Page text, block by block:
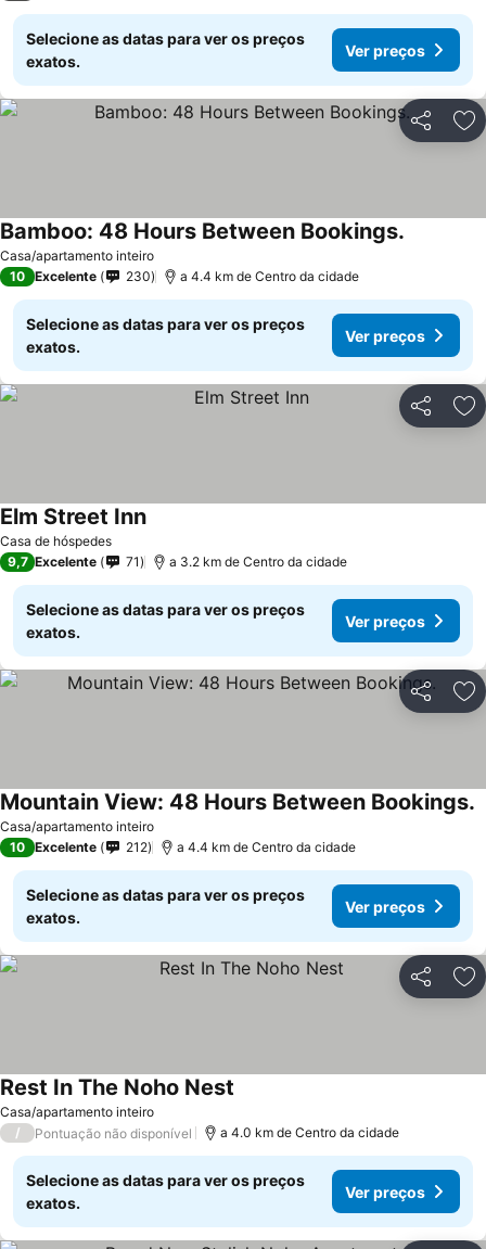
Selecione as datas para ver os preços
exatos.
Ver preços
Partilhar
Casa/apartamento inteiro
Bamboo: 48 Hours Between Bookings.
10 Excelente 230 a 4.4 km de Centro da cidade
Selecione as datas para ver os preços
exatos.
Ver preços
Partilhar
Casa de hóspedes
Elm Street InnVer preços
9,7 Excelente 71 a 3.2 km de Centro da cidade
Selecione as datas para ver os preços
exatos.
Ver preços
Partilhar
Casa/apartamento inteiro
Mountain View: 48 Hours Between Bookings.
10 Excelente 212 a 4.4 km de Centro da cidade
Selecione as datas para ver os preços
exatos.
Ver preços
Partilhar
Casa/apartamento inteiro
Rest In The Noho Nest
/ Pontuação não disponível a 4.0 km de Centro da cidade
Selecione as datas para ver os preços
exatos.
Ver preços